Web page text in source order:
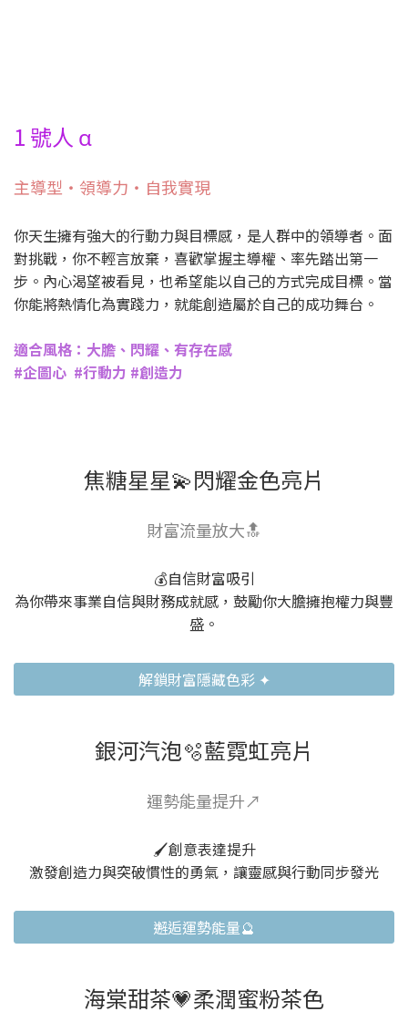
1 號人 α
主導型・領導力・自我實現
你天生擁有強大的行動力與目標感，是人群中的領導者。面
對挑戰，你不輕言放棄，喜歡掌握主導權、率先踏出第一
步。內心渴望被看見，也希望能以自己的方式完成目標。當
你能將熱情化為實踐力，就能創造屬於自己的成功舞台。
適合風格：大膽、閃耀、有存在感
#企圖心 #行動力 #創造力
焦糖星星💫閃耀金色亮片
財富流量放大🔝
💰自信財富吸引
為你帶來事業自信與財務成就感，鼓勵你大膽擁抱權力與豐
盛。
解鎖財富隱藏色彩 ✦
銀河汽泡🫧藍霓虹亮片
運勢能量提升↗️
🖌️創意表達提升
激發創造力與突破慣性的勇氣，讓靈感與行動同步發光
邂逅運勢能量🔮
海棠甜茶💗柔潤蜜粉茶色